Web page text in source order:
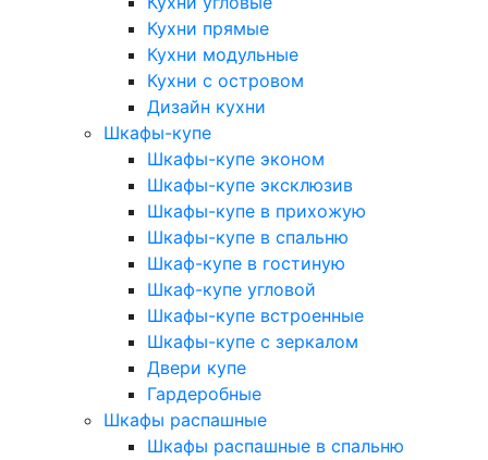
Кухни прямые
Кухни модульные
Кухни с островом
Дизайн кухни
Шкафы-купе
Шкафы-купе эконом
Шкафы-купе эксклюзив
Шкафы-купе в прихожую
Шкафы-купе в спальню
Шкаф-купе в гостиную
Шкаф-купе угловой
Шкафы-купе встроенные
Шкафы-купе с зеркалом
Двери купе
Гардеробные
Шкафы распашные
Шкафы распашные в спальню